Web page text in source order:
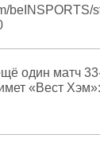
beINSPORTS/
один матч
«Вест Хэм»: